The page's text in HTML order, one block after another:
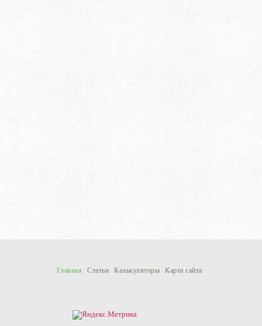
Главная Статьи Калькуляторы Карта сайта